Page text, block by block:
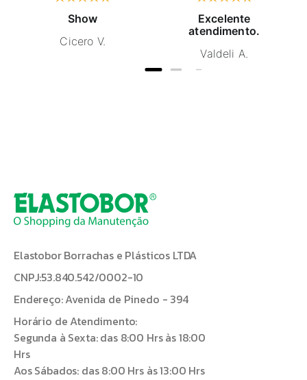
Show
Cicero V.
Excelente
atendimento.
Valdeli A.
Elastobor Borrachas e Plásticos LTDA
CNPJ:53.840.542/0002-10
Endereço: Avenida de Pinedo - 394
Horário de Atendimento:
Segunda à Sexta: das 8:00 Hrs às 18:00
Hrs
Aos Sábados: das 8:00 Hrs às 13:00 Hrs